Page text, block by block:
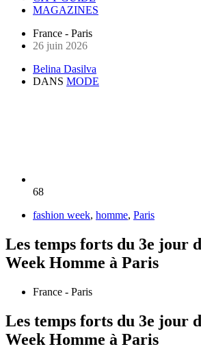
MAGAZINES
France - Paris
26 juin 2026
Belina Dasilva
DANS MODE
68
fashion week, homme, Paris
Les temps forts du 3e jour
Week Homme à Paris
France - Paris
Les temps forts du 3e jour
Week Homme à Paris